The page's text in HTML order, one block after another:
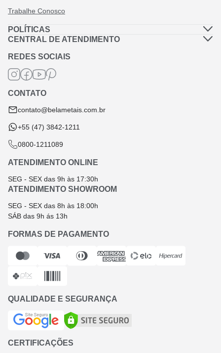
Trabalhe Conosco
POLÍTICAS
Política de Privacidade
Política de Frete
Termos de Garantia
Termos e Condições
Troca e Devolução
CENTRAL DE ATENDIMENTO
REDES SOCIAIS
CONTATO
contato@belametais.com.br
+55 (47) 3842-1211
0800-1211089
ATENDIMENTO ONLINE
SEG - SEX das 9h às 17:30h
ATENDIMENTO SHOWROOM
SEG - SEX das 8h às 18:00h
SÁB das 9h ás 13h
FORMAS DE PAGAMENTO
QUALIDADE E SEGURANÇA
CERTIFICAÇÕES